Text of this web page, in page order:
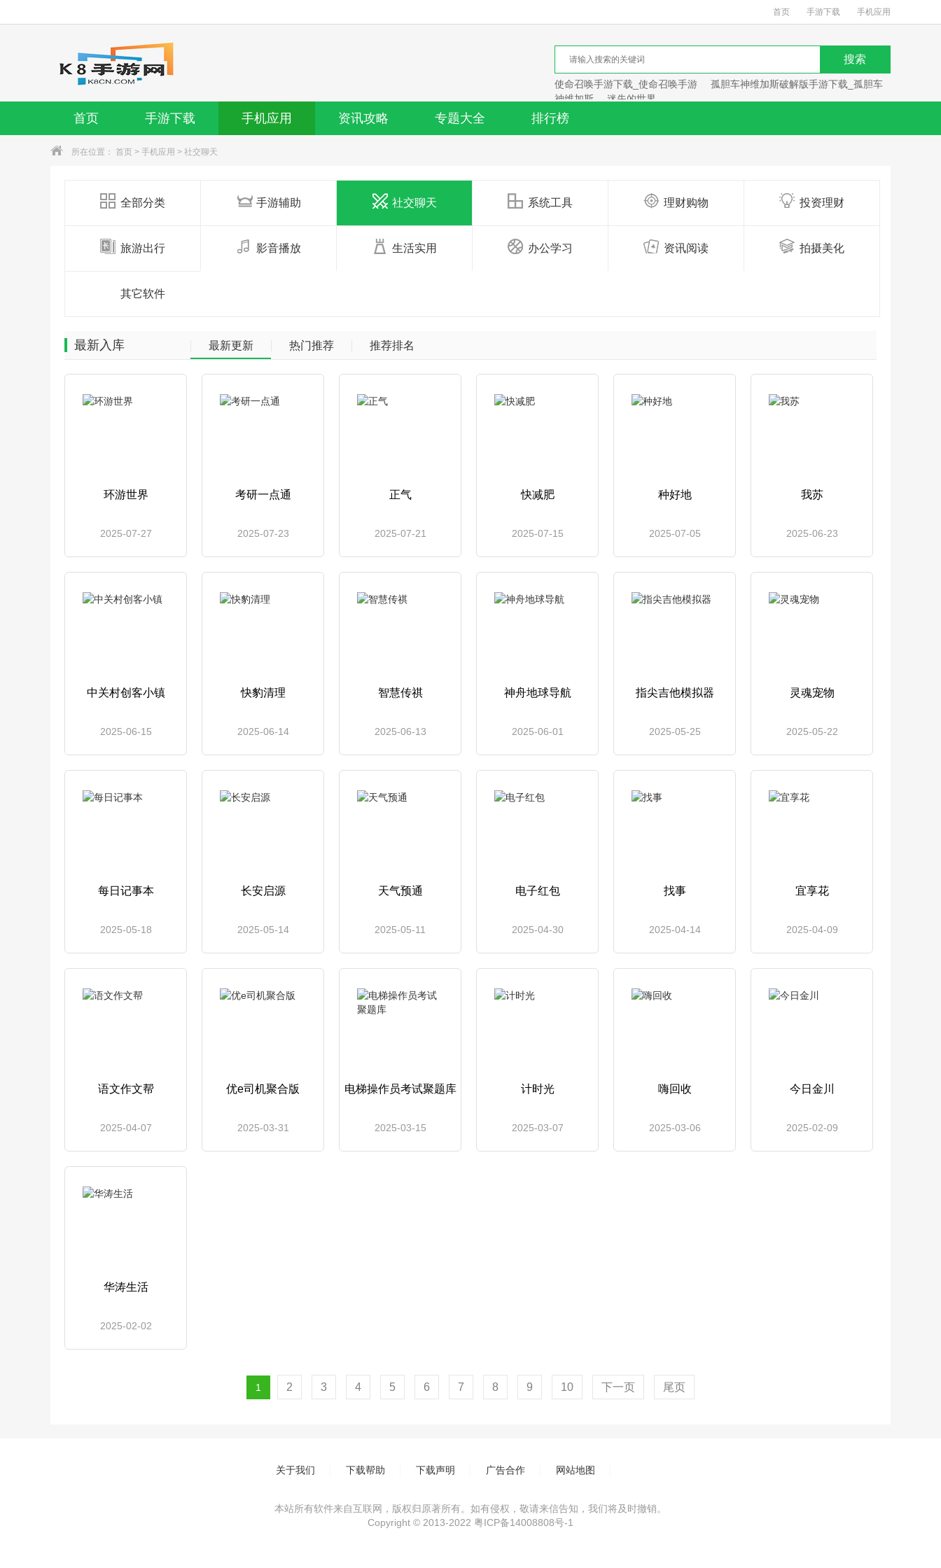
首页 手游下载 手机应用
使命召唤手游下载_使命召唤手游
孤胆车神维加斯破解版手游下载_孤胆车
神维加斯
迷失的世界
首页 手游下载 手机应用 资讯攻略 专题大全 排行榜
所在位置： 首页 > 手机应用 > 社交聊天
全部分类 手游辅助 社交聊天 系统工具 理财购物 投资理财
旅游出行 影音播放 生活实用 办公学习 资讯阅读 拍摄美化
其它软件
最新入库 最新更新 热门推荐 推荐排名
环游世界
2025-07-27
考研一点通
2025-07-23
正气
2025-07-21
快减肥
2025-07-15
种好地
2025-07-05
我苏
2025-06-23
中关村创客小镇
2025-06-15
快豹清理
2025-06-14
智慧传祺
2025-06-13
神舟地球导航
2025-06-01
指尖吉他模拟器
2025-05-25
灵魂宠物
2025-05-22
每日记事本
2025-05-18
长安启源
2025-05-14
天气预通
2025-05-11
电子红包
2025-04-30
找事
2025-04-14
宜享花
2025-04-09
语文作文帮
2025-04-07
优e司机聚合版
2025-03-31
电梯操作员考试聚题库
2025-03-15
计时光
2025-03-07
嗨回收
2025-03-06
今日金川
2025-02-09
华涛生活
2025-02-02
1 2 3 4 5 6 7 8 9 10 下一页 尾页
关于我们 下载帮助 下载声明 广告合作 网站地图
本站所有软件来自互联网，版权归原著所有。如有侵权，敬请来信告知，我们将及时撤销。
Copyright © 2013-2022 粤ICP备14008808号-1